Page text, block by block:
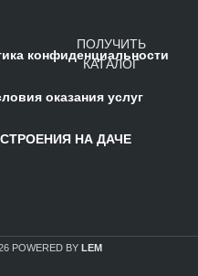
конфиденциальности
оказания услуг
СТРОЕНИЯ НА ДАЧЕ
ПОЛУЧИТЬ
КАТАЛОГ
POWERED BY LEM